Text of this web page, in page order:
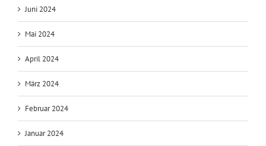
Juni 2024
Mai 2024
April 2024
März 2024
Februar 2024
Januar 2024